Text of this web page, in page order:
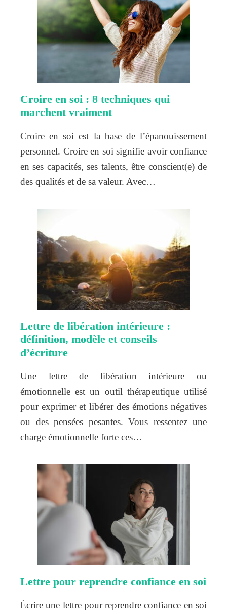
Croire en soi : 8 techniques qui
marchent vraiment
Croire en soi est la base de l’épanouissement
personnel. Croire en soi signifie avoir confiance
en ses capacités, ses talents, être conscient(e) de
des qualités et de sa valeur. Avec…
Lettre de libération intérieure :
définition, modèle et conseils
d’écriture
Une lettre de libération intérieure ou
émotionnelle est un outil thérapeutique utilisé
pour exprimer et libérer des émotions négatives
ou des pensées pesantes. Vous ressentez une
charge émotionnelle forte ces…
Lettre pour reprendre confiance en soi
Écrire une lettre pour reprendre confiance en soi